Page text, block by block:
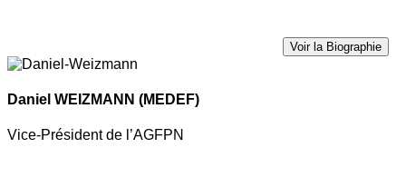
Voir la Biographie
Daniel WEIZMANN (MEDEF)
Vice-Président de l’AGFPN